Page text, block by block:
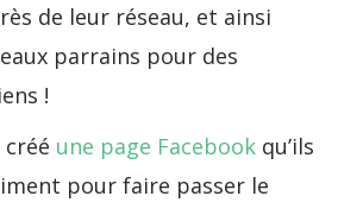
de leur réseau, et ainsi
parrains pour des
!
une page Facebook qu’ils
pour faire passer le